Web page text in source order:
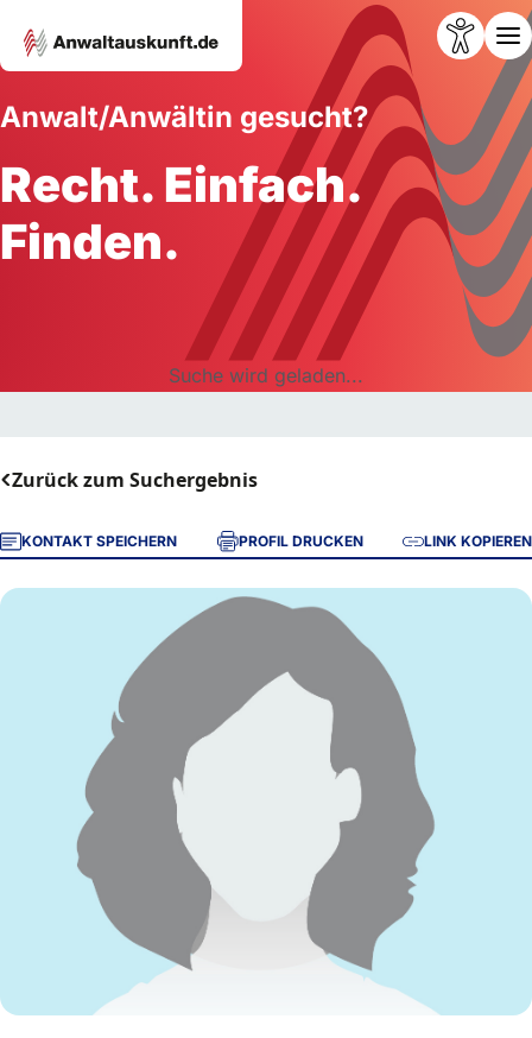
Anwalt/Anwältin gesucht?
Recht. Einfach.
Finden.
Suche wird geladen...
Zurück zum Suchergebnis
KONTAKT SPEICHERN PROFIL DRUCKEN LINK KOPIEREN